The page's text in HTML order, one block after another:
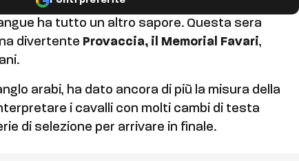
ha tutto un altro sapore. Questa sera
divertente Provaccia, il Memorial Favari,
arabi, ha dato ancora di più la misura della
i cavalli con molti cambi di testa
di selezione per arrivare in finale.